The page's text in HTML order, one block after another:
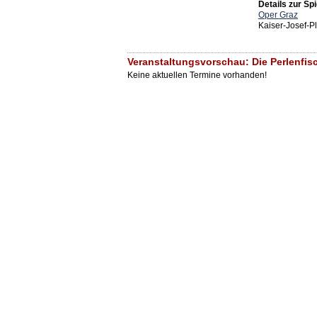
Details zur
Oper Graz
Kaiser-Josef-
Veranstaltungsvorschau: Die
Keine aktuellen Termine vorhanden!